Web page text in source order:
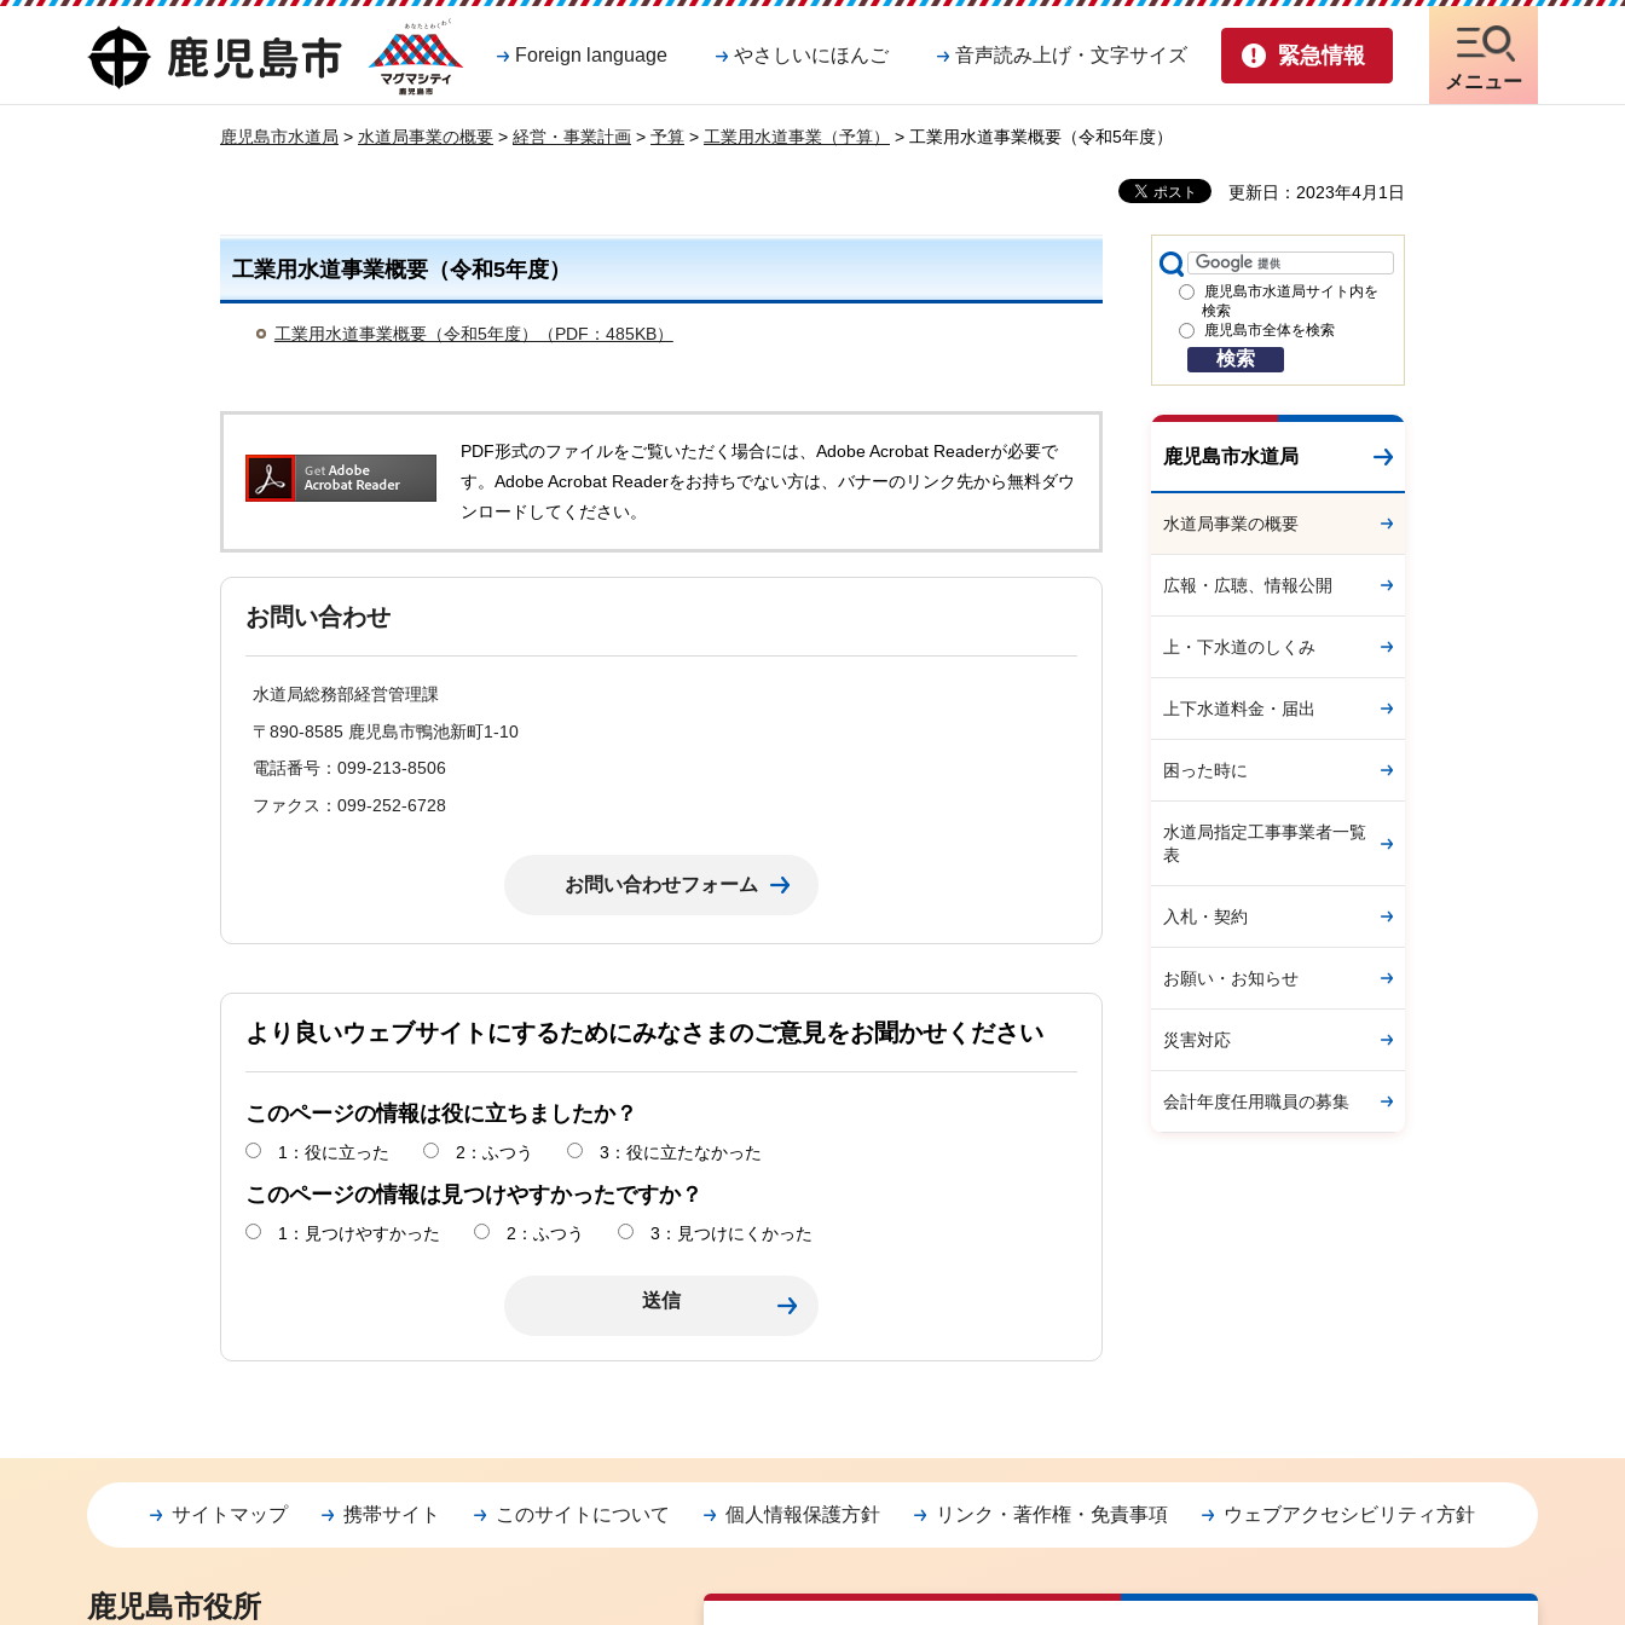
鹿児島市
マグマシティ
鹿児島市
Foreign language やさしいにほんご 音声読み上げ・文字サイズ 緊急情報
メニュー
鹿児島市水道局 > 水道局事業の概要 > 経営・事業計画 > 予算 > 工業用水道事業（予算） > 工業用水道事業概要（令和5年度）
更新日：2023年4月1日
工業用水道事業概要（令和5年度）
工業用水道事業概要（令和5年度）（PDF：485KB）
PDF形式のファイルをご覧いただく場合には、Adobe Acrobat Readerが必要で
す。Adobe Acrobat Readerをお持ちでない方は、バナーのリンク先から無料ダウ
ンロードしてください。
お問い合わせ
水道局総務部経営管理課
〒890-8585 鹿児島市鴨池新町1-10
電話番号：099-213-8506
ファクス：099-252-6728
より良いウェブサイトにするためにみなさまのご意見をお聞かせください
このページの情報は役に立ちましたか？
1：役に立った 2：ふつう 3：役に立たなかった
このページの情報は見つけやすかったですか？
1：見つけやすかった 2：ふつう 3：見つけにくかった
鹿児島市水道局サイト内を
検索
鹿児島市全体を検索
鹿児島市水道局
水道局事業の概要
広報・広聴、情報公開
上・下水道のしくみ
上下水道料金・届出
困った時に
水道局指定工事事業者一覧
表
入札・契約
お願い・お知らせ
災害対応
会計年度任用職員の募集
サイトマップ 携帯サイト このサイトについて 個人情報保護方針 リンク・著作権・免責事項 ウェブアクセシビリティ方針
鹿児島市役所